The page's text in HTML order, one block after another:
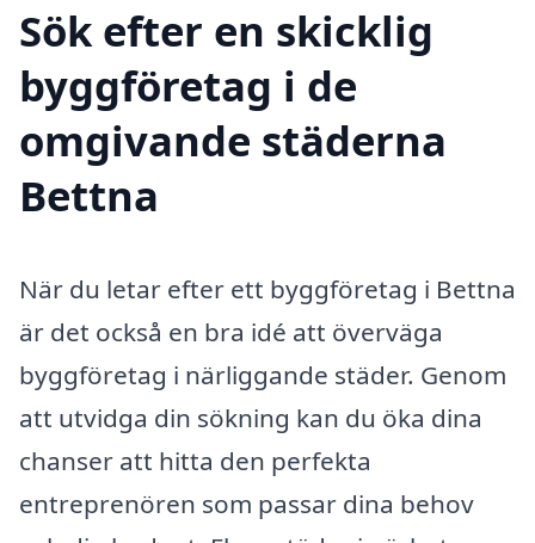
Sök efter en skicklig
byggföretag i de
omgivande städerna
Bettna
När du letar efter ett byggföretag i Bettna
är det också en bra idé att överväga
byggföretag i närliggande städer. Genom
att utvidga din sökning kan du öka dina
chanser att hitta den perfekta
entreprenören som passar dina behov